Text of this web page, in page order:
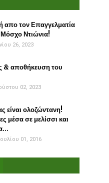
απο τον Επαγγελματία
Ντιώνια!
26, 2023
& αποθήκευση του
02, 2023
είναι ολοζώντανη!
μέσα σε μελίσσι και
01, 2016